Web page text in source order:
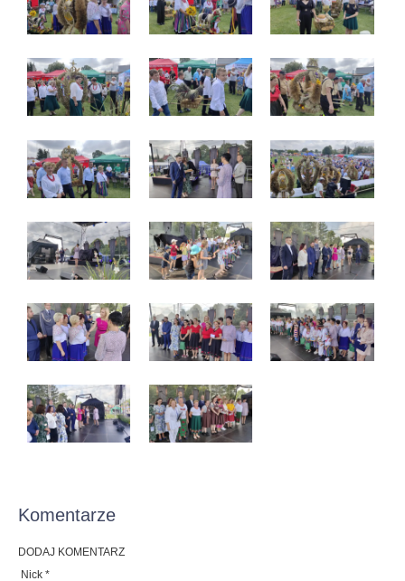
Komentarze
DODAJ KOMENTARZ
Nick *